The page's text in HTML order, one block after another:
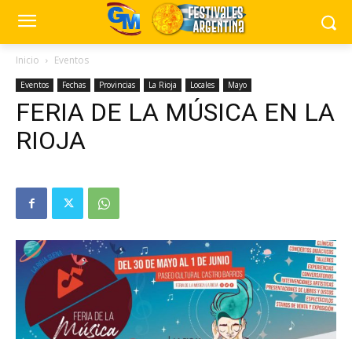
Inicio Eventos
Eventos Fechas Provincias La Rioja Locales Mayo
FERIA DE LA MÚSICA EN LA
RIOJA